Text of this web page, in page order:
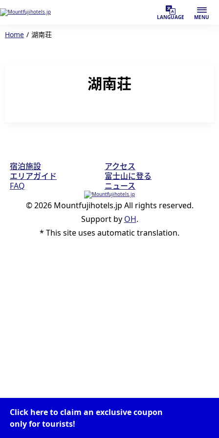
LANGUAGE MENU
Home 湖南荘
湖南荘
宿泊施設
アクセス
エリアガイド
富士山に登る
FAQ
ニュース
© 2026 Mountfujihotels.jp All rights reserved.
Support by OH.
* This site uses automatic translation.
Click here to claim an exclusive coupon
only for tourists!